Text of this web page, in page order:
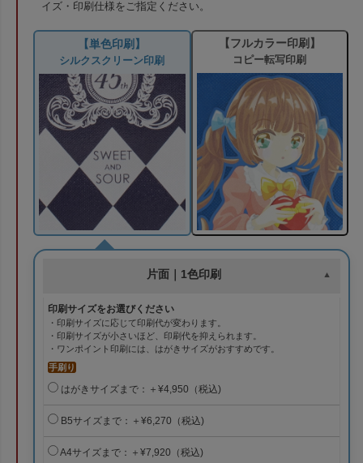
イズ・印刷仕様をご指定ください。
【単色印刷】
シルクスクリーン印刷
【フルカラー印刷】
コピー転写印刷
片面｜1色印刷
印刷サイズをお選びください
・印刷サイズに応じて印刷代が変わります。
・印刷サイズが小さいほど、印刷代を抑えられます。
・ワンポイント印刷には、はがきサイズがおすすめです。
手刷り
はがきサイズまで：＋¥4,950（税込)
B5サイズまで：＋¥6,270（税込)
A4サイズまで：＋¥7,920（税込)